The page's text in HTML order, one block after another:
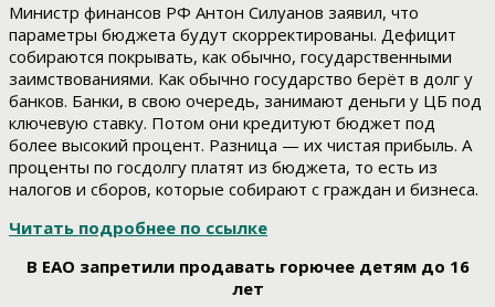
Министр финансов РФ Антон Силуанов заявил, что
параметры бюджета будут скорректированы. Дефицит
собираются покрывать, как обычно, государственными
заимствованиями. Как обычно государство берёт в долг у
банков. Банки, в свою очередь, занимают деньги у ЦБ под
ключевую ставку. Потом они кредитуют бюджет под
более высокий процент. Разница — их чистая прибыль. А
проценты по госдолгу платят из бюджета, то есть из
налогов и сборов, которые собирают с граждан и бизнеса.
Читать подробнее по ссылке
В ЕАО запретили продавать горючее детям до 16
лет